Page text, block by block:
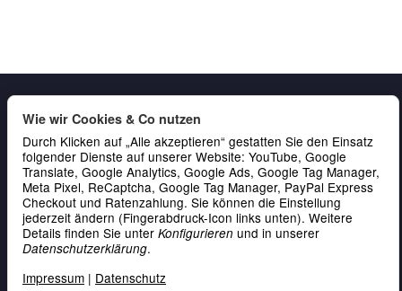
Gesetzliche Informationen
Service & Kontakt
Wie wir Cookies & Co nutzen
Durch Klicken auf „Alle akzeptieren“ gestatten Sie den Einsatz
folgender Dienste auf unserer Website: YouTube, Google
Translate, Google Analytics, Google Ads, Google Tag Manager,
Meta Pixel, ReCaptcha, Google Tag Manager, PayPal Express
Checkout und Ratenzahlung. Sie können die Einstellung
jederzeit ändern (Fingerabdruck-Icon links unten). Weitere
Details finden Sie unter Konfigurieren und in unserer
Datenschutzerklärung.
Impressum | Datenschutz